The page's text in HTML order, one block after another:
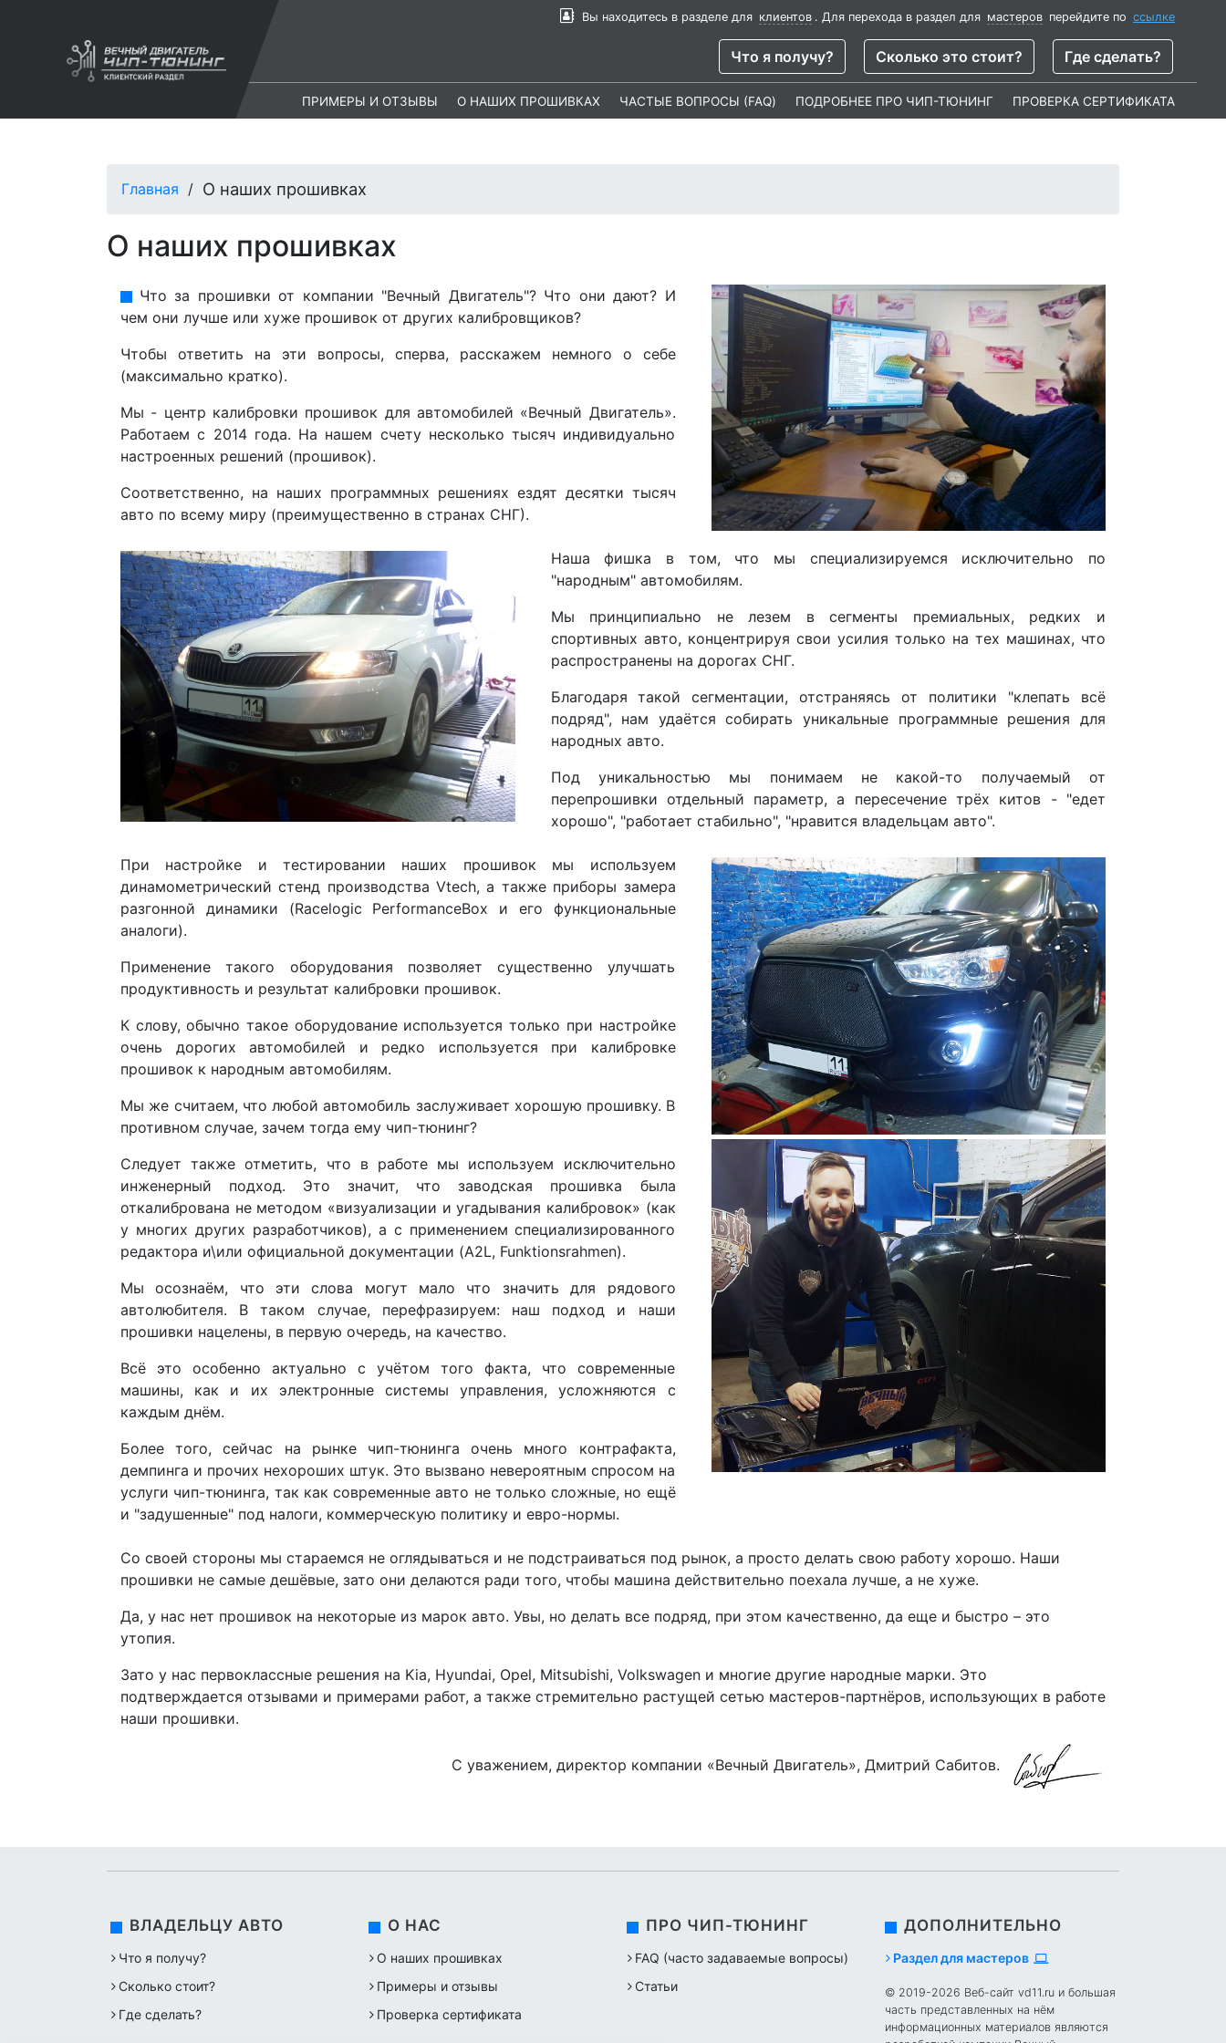
Вы находитесь в разделе для клиентов . Для перехода в раздел для мастеров перейдите по ссылке
Что я получу? Сколько это стоит? Где сделать?
ПРИМЕРЫ И ОТЗЫВЫ О НАШИХ ПРОШИВКАХ ЧАСТЫЕ ВОПРОСЫ (FAQ) ПОДРОБНЕЕ ПРО ЧИП-ТЮНИНГ ПРОВЕРКА СЕРТИФИКАТА
Главная О наших прошивках
О наших прошивках
Что за прошивки от компании "Вечный Двигатель"? Что они дают? И
чем они лучше или хуже прошивок от других калибровщиков?
Чтобы ответить на эти вопросы, сперва, расскажем немного о себе
(максимально кратко).
Мы - центр калибровки прошивок для автомобилей «Вечный Двигатель».
Работаем с 2014 года. На нашем счету несколько тысяч индивидуально
настроенных решений (прошивок).
Соответственно, на наших программных решениях ездят десятки тысяч
авто по всему миру (преимущественно в странах СНГ).
Наша фишка в том, что мы специализируемся исключительно по
"народным" автомобилям.
Мы принципиально не лезем в сегменты премиальных, редких и
спортивных авто, концентрируя свои усилия только на тех машинах, что
распространены на дорогах СНГ.
Благодаря такой сегментации, отстраняясь от политики "клепать всё
подряд", нам удаётся собирать уникальные программные решения для
народных авто.
Под уникальностью мы понимаем не какой-то получаемый от
перепрошивки отдельный параметр, а пересечение трёх китов - "едет
хорошо", "работает стабильно", "нравится владельцам авто".
При настройке и тестировании наших прошивок мы используем
динамометрический стенд производства Vtech, а также приборы замера
разгонной динамики (Racelogic PerformanceBox и его функциональные
аналоги).
Применение такого оборудования позволяет существенно улучшать
продуктивность и результат калибровки прошивок.
К слову, обычно такое оборудование используется только при настройке
очень дорогих автомобилей и редко используется при калибровке
прошивок к народным автомобилям.
Мы же считаем, что любой автомобиль заслуживает хорошую прошивку. В
противном случае, зачем тогда ему чип-тюнинг?
Следует также отметить, что в работе мы используем исключительно
инженерный подход. Это значит, что заводская прошивка была
откалибрована не методом «визуализации и угадывания калибровок» (как
у многих других разработчиков), а с применением специализированного
редактора и\или официальной документации (A2L, Funktionsrahmen).
Мы осознаём, что эти слова могут мало что значить для рядового
автолюбителя. В таком случае, перефразируем: наш подход и наши
прошивки нацелены, в первую очередь, на качество.
Всё это особенно актуально с учётом того факта, что современные
машины, как и их электронные системы управления, усложняются с
каждым днём.
Более того, сейчас на рынке чип-тюнинга очень много контрафакта,
демпинга и прочих нехороших штук. Это вызвано невероятным спросом на
услуги чип-тюнинга, так как современные авто не только сложные, но ещё
и "задушенные" под налоги, коммерческую политику и евро-нормы.
Со своей стороны мы стараемся не оглядываться и не подстраиваться под рынок, а просто делать свою работу хорошо. Наши
прошивки не самые дешёвые, зато они делаются ради того, чтобы машина действительно поехала лучше, а не хуже.
Да, у нас нет прошивок на некоторые из марок авто. Увы, но делать все подряд, при этом качественно, да еще и быстро – это
утопия.
Зато у нас первоклассные решения на Kia, Hyundai, Opel, Mitsubishi, Volkswagen и многие другие народные марки. Это
подтверждается отзывами и примерами работ, а также стремительно растущей сетью мастеров-партнёров, использующих в работе
наши прошивки.
С уважением, директор компании «Вечный Двигатель», Дмитрий Сабитов.
ВЛАДЕЛЬЦУ АВТО
Что я получу?
Сколько стоит?
Где сделать?
О НАС
О наших прошивках
Примеры и отзывы
Проверка сертификата
ПРО ЧИП-ТЮНИНГ
FAQ (часто задаваемые вопросы)
Статьи
ДОПОЛНИТЕЛЬНО
Раздел для мастеров
© 2019-2026 Веб-сайт vd11.ru и большая
часть представленных на нём
информационных материалов являются